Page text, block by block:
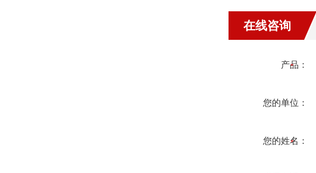
在线咨询
产品：
您的单位：
您的姓名：